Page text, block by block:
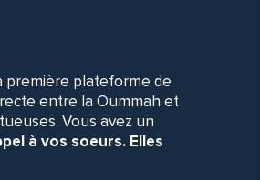
première plateforme de
entre la Oummah et
Vous avez un
à vos soeurs. Elles